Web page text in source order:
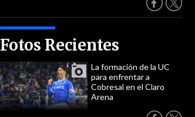
Fotos Recientes
La formación de la UC
para enfrentar a
Cobresal en el Claro
Arena